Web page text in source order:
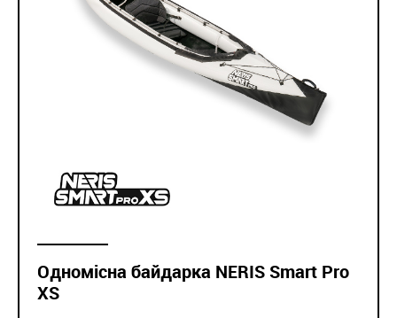
Одномісна байдарка NERIS Smart Pro
XS